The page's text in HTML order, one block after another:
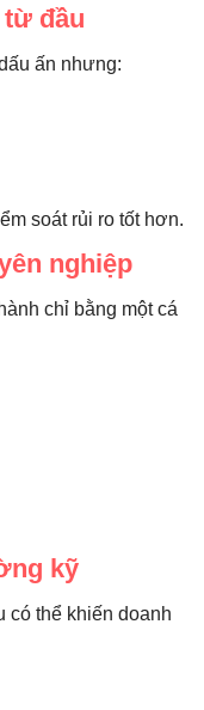
đầu
ấn nhưng:
soát rủi ro tốt hơn.
nghiệp
chỉ bằng một cá
kỹ
có thể khiến doanh